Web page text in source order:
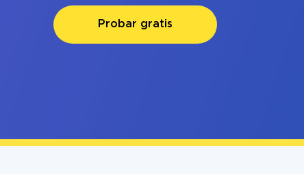
Probar gratis